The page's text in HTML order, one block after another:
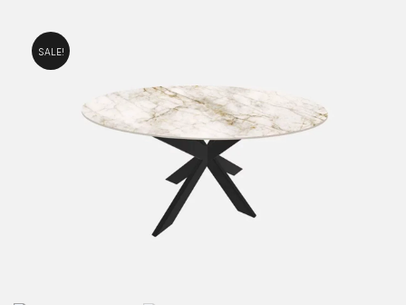
SALE!